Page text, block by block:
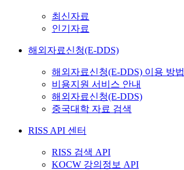
최신자료
인기자료
해외자료신청(E-DDS)
해외자료신청(E-DDS) 이용 방법
비용지원 서비스 안내
해외자료신청(E-DDS)
중국대학 자료 검색
RISS API 센터
RISS 검색 API
KOCW 강의정보 API